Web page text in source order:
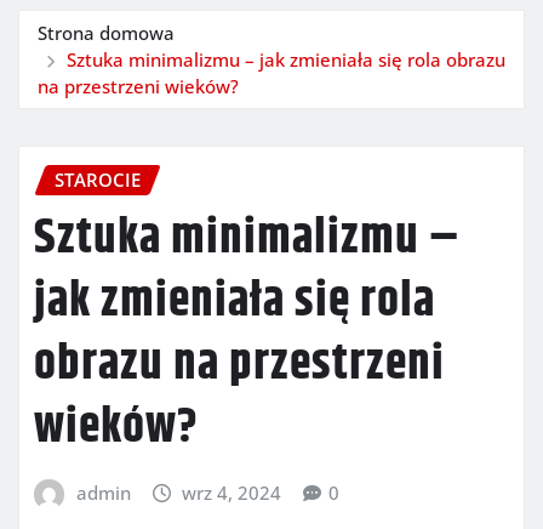
Strona domowa
Sztuka minimalizmu – jak zmieniała się rola obrazu
na przestrzeni wieków?
STAROCIE
Sztuka minimalizmu –
jak zmieniała się rola
obrazu na przestrzeni
wieków?
admin wrz 4, 2024 0